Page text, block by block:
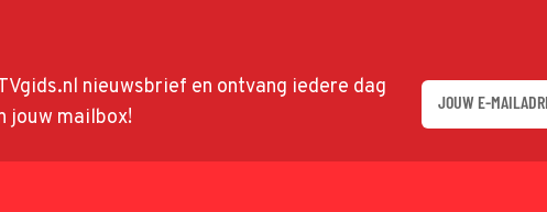
nieuwsbrief en ontvang iedere dag
jouw mailbox!